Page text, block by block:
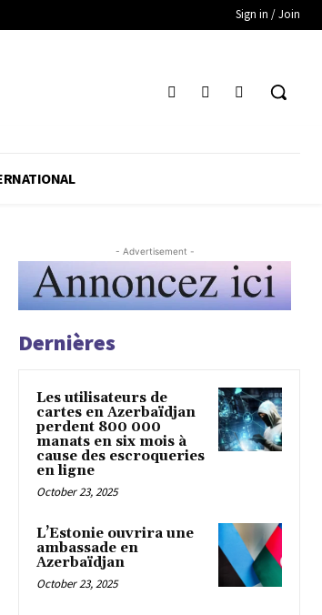
Sign in / Join
- Advertisement -
Dernières
Les utilisateurs de
cartes en Azerbaïdjan
perdent 800 000
manats en six mois à
cause des escroqueries
en ligne
October 23, 2025
L’Estonie ouvrira une
ambassade en
Azerbaïdjan
October 23, 2025